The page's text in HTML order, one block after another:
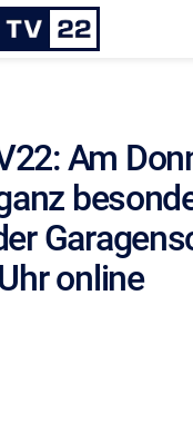
Am
online